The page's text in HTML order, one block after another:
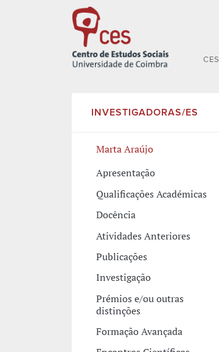
CES
INVESTIGADORAS/ES
Marta Araújo
Apresentação
Qualificações Académicas
Docência
Atividades Anteriores
Publicações
Investigação
Prémios e/ou outras
distinções
Formação Avançada